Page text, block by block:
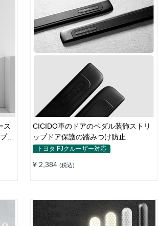
ス
ロ
CICIDO車のドアのペダル装飾ストリ
ップドア保護の踏みつけ防止
トヨタ FJクルーザー対応
¥ 2,384 (税込)